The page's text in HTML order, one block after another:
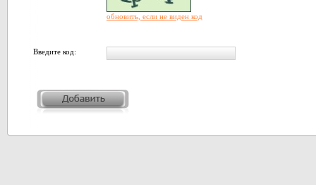
обновить, если не виден код
Введите код: